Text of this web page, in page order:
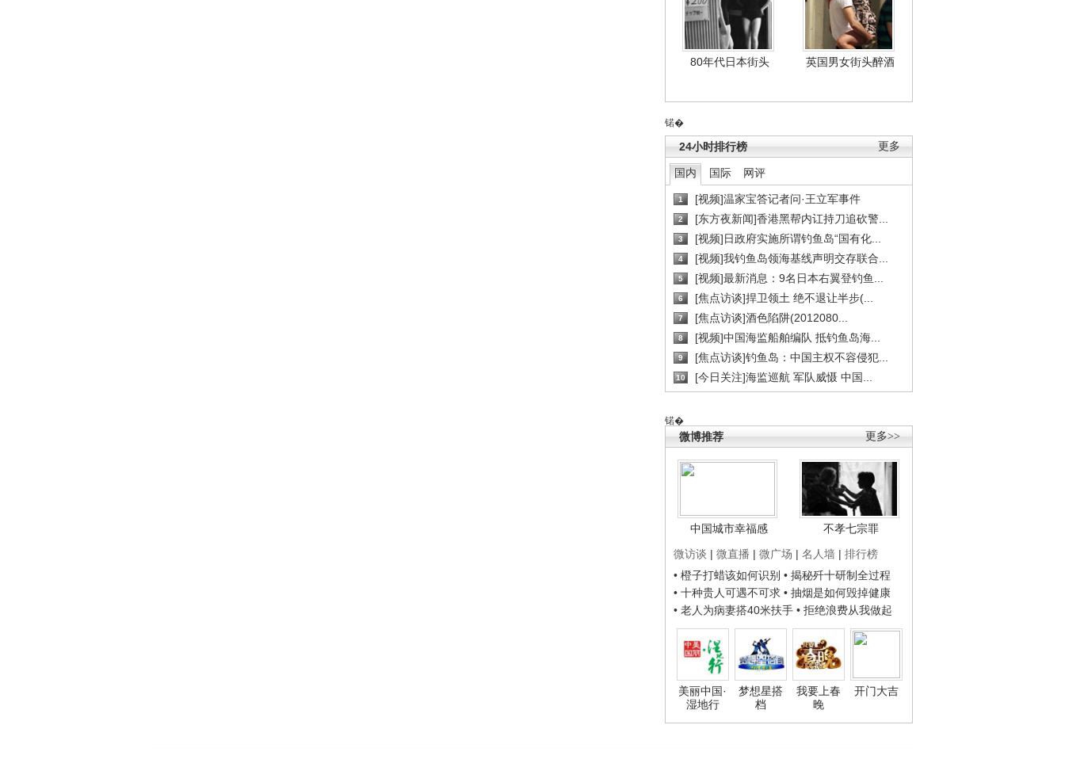
80年代日本街头 英国男女街头醉酒
锘�
更多
24小时排行榜
国内 国际 网评
1 [视频]温家宝答记者问·王立军事件
2 [东方夜新闻]香港黑帮内讧持刀追砍警...
3 [视频]日政府实施所谓钓鱼岛“国有化...
4 [视频]我钓鱼岛领海基线声明交存联合...
5 [视频]最新消息：9名日本右翼登钓鱼...
6 [焦点访谈]捍卫领土 绝不退让半步(...
7 [焦点访谈]酒色陷阱(2012080...
8 [视频]中国海监船舶编队 抵钓鱼岛海...
9 [焦点访谈]钓鱼岛：中国主权不容侵犯...
10 [今日关注]海监巡航 军队威慑 中国...
锘�
更多>>
微博推荐
中国城市幸福感
不孝七宗罪
微访谈 | 微直播 | 微广场 | 名人墙 | 排行榜
• 橙子打蜡该如何识别 • 揭秘歼十研制全过程
• 十种贵人可遇不可求 • 抽烟是如何毁掉健康
• 老人为病妻搭40米扶手 • 拒绝浪费从我做起
美丽中国·
湿地行
梦想星搭
档
我要上春
晚
开门大吉